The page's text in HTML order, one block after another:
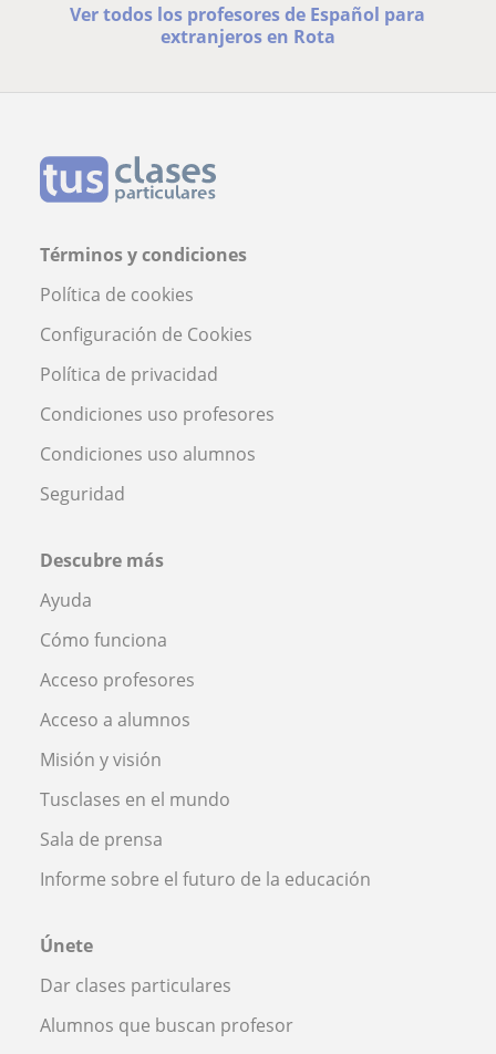
Ver todos los profesores de Español para
extranjeros en Rota
Términos y condiciones
Política de cookies
Configuración de Cookies
Política de privacidad
Condiciones uso profesores
Condiciones uso alumnos
Seguridad
Descubre más
Ayuda
Cómo funciona
Acceso profesores
Acceso a alumnos
Misión y visión
Tusclases en el mundo
Sala de prensa
Informe sobre el futuro de la educación
Únete
Dar clases particulares
Alumnos que buscan profesor